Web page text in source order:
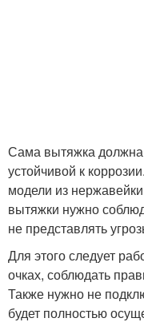
Сама вытяжка должна
устойчивой к
модели из
вытяжки нужно
не представлять
Для этого следует
очках, соблюдать
Также нужно не
будет полностью